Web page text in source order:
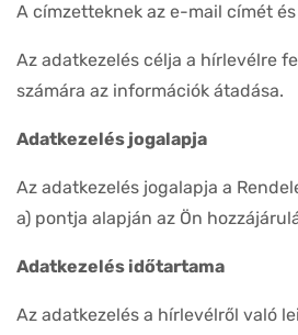
A címzetteknek az e-mail címét
Az adatkezelés célja a hírlevélre
számára az információk átadása.
Adatkezelés jogalapja
Az adatkezelés jogalapja a
a) pontja alapján az Ön
Adatkezelés időtartama
Az adatkezelés a hírlevélről való